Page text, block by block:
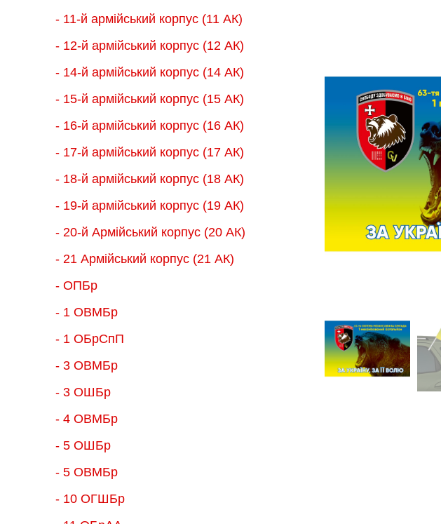
- 11-й армійський корпус (11 АК)
- 12-й армійський корпус (12 АК)
- 14-й армійський корпус (14 АК)
- 15-й армійський корпус (15 АК)
- 16-й армійський корпус (16 АК)
- 17-й армійський корпус (17 АК)
- 18-й армійський корпус (18 AК)
- 19-й армійський корпус (19 АК)
- 20-й Армійський корпус (20 АК)
- 21 Армійський корпус (21 АК)
- ОПБр
- 1 ОВМБр
- 1 ОБрСпП
- 3 ОВМБр
- 3 ОШБр
- 4 ОВМБр
- 5 ОШБр
- 5 ОВМБр
- 10 ОГШБр